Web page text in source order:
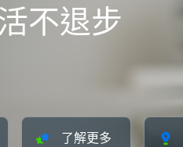
不退步
了解更多